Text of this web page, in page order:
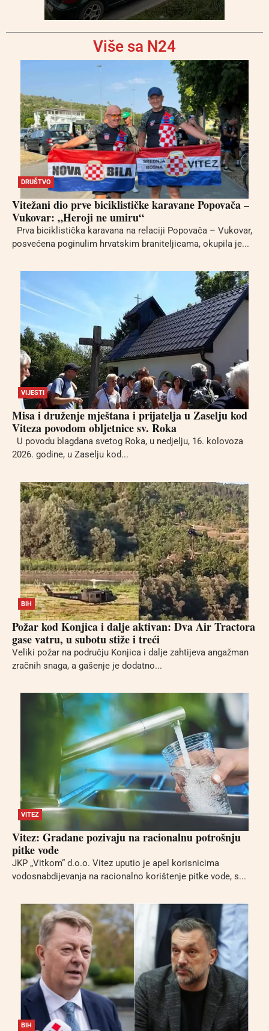
Više sa N24
DRUŠTVO
Vitežani dio prve biciklističke karavane Popovača –
Vukovar: „Heroji ne umiru“
Prva biciklistička karavana na relaciji Popovača – Vukovar,
posvećena poginulim hrvatskim braniteljicama, okupila je...
VIJESTI
Misa i druženje mještana i prijatelja u Zaselju kod
Viteza povodom obljetnice sv. Roka
U povodu blagdana svetog Roka, u nedjelju, 16. kolovoza
2026. godine, u Zaselju kod...
BIH
Požar kod Konjica i dalje aktivan: Dva Air Tractora
gase vatru, u subotu stiže i treći
Veliki požar na području Konjica i dalje zahtijeva angažman
zračnih snaga, a gašenje je dodatno...
VITEZ
Vitez: Građane pozivaju na racionalnu potrošnju
pitke vode
JKP „Vitkom“ d.o.o. Vitez uputio je apel korisnicima
vodosnabdijevanja na racionalno korištenje pitke vode, s...
BIH